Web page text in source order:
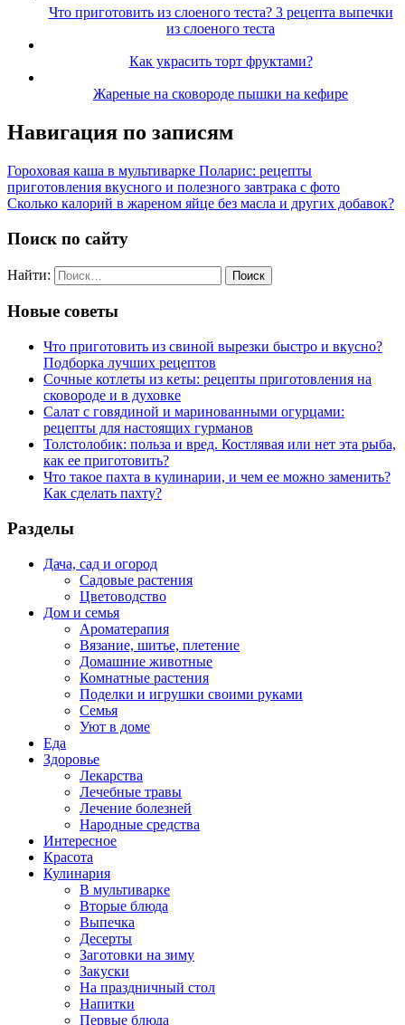
Что приготовить из слоеного теста? 3 рецепта выпечки
из слоеного теста
Как украсить торт фруктами?
Жареные на сковороде пышки на кефире
Навигация по записям
Гороховая каша в мультиварке Поларис: рецепты
приготовления вкусного и полезного завтрака с фото
Сколько калорий в жареном яйце без масла и других добавок?
Поиск по сайту
Найти:
Новые советы
Что приготовить из свиной вырезки быстро и вкусно?
Подборка лучших рецептов
Сочные котлеты из кеты: рецепты приготовления на
сковороде и в духовке
Салат с говядиной и маринованными огурцами:
рецепты для настоящих гурманов
Толстолобик: польза и вред. Костлявая или нет эта рыба,
как ее приготовить?
Что такое пахта в кулинарии, и чем ее можно заменить?
Как сделать пахту?
Разделы
Дача, сад и огород
Садовые растения
Цветоводство
Дом и семья
Ароматерапия
Вязание, шитье, плетение
Домашние животные
Комнатные растения
Поделки и игрушки своими руками
Семья
Уют в доме
Еда
Здоровье
Лекарства
Лечебные травы
Лечение болезней
Народные средства
Интересное
Красота
Кулинария
В мультиварке
Вторые блюда
Выпечка
Десерты
Заготовки на зиму
Закуски
На праздничный стол
Напитки
Первые блюда